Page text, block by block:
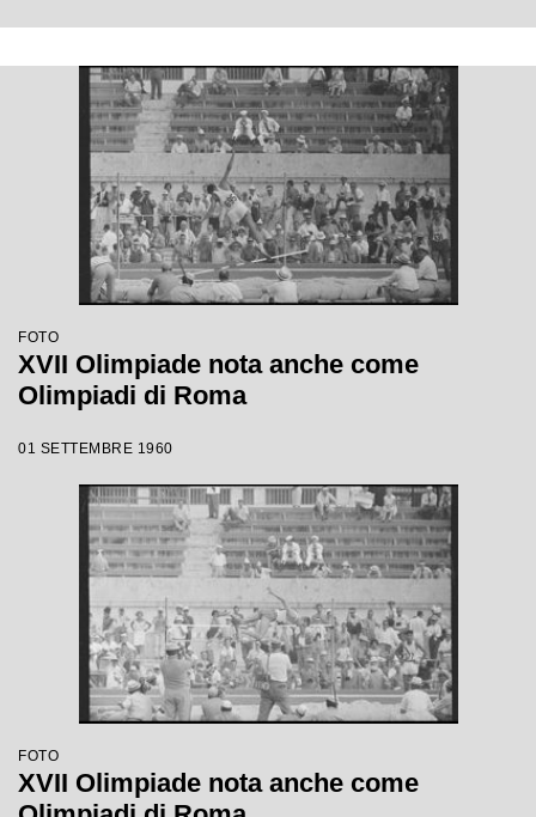
FOTO
XVII Olimpiade nota anche come
Olimpiadi di Roma
01 SETTEMBRE 1960
FOTO
XVII Olimpiade nota anche come